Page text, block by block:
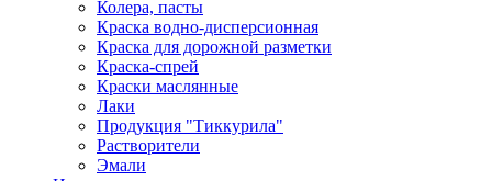
Колера, пасты
Краска водно-дисперсионная
Краска для дорожной разметки
Краска-спрей
Краски маслянные
Лаки
Продукция "Тиккурила"
Растворители
Эмали